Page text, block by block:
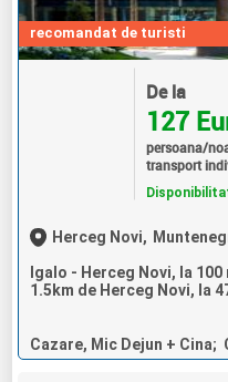
recomandat de turisti
De la
127
persoana/
transport
Herceg Novi,
Igalo - Herceg Novi, la
1.5km de Herceg Novi, la
Cazare, Mic Dejun + Cina;